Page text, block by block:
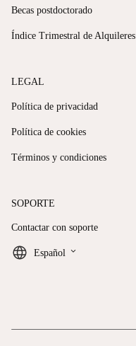
Becas postdoctorado
Índice Trimestral de Alquileres
LEGAL
Política de privacidad
Política de cookies
Términos y condiciones
SOPORTE
Contactar con soporte
Español keyboard_arrow_down